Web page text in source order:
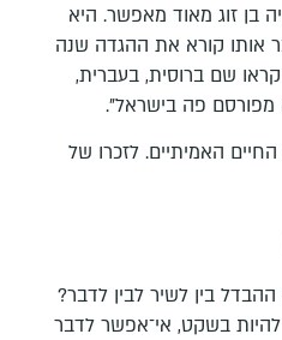
בן זוג מאוד מאפשר. היא
אותו קורא את ההגדה שנה
שם ברוסית, בעברית,
מפורסם פה בישראל".
האמיתיים. לזכרו של
בין לשיר לבין לדבר?
בשקט, אי־אפשר לדבר